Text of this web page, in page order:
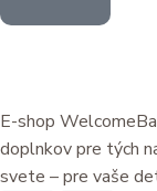
E-shop
doplnkov pre tých
svete – pre vaše